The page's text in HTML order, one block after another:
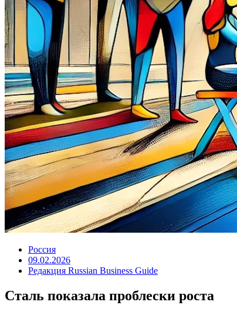
Россия
09.02.2026
Редакция Russian Business Guide
Сталь показала проблески роста